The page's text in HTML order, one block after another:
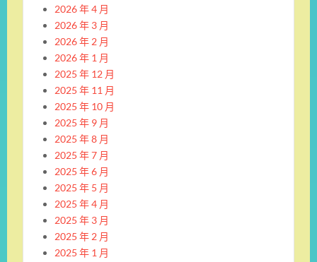
2026 年 4 月
2026 年 3 月
2026 年 2 月
2026 年 1 月
2025 年 12 月
2025 年 11 月
2025 年 10 月
2025 年 9 月
2025 年 8 月
2025 年 7 月
2025 年 6 月
2025 年 5 月
2025 年 4 月
2025 年 3 月
2025 年 2 月
2025 年 1 月